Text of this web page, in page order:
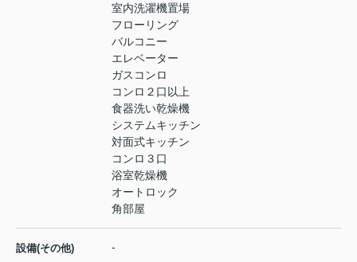
室内洗濯機置場
フローリング
バルコニー
エレベーター
ガスコンロ
コンロ２口以上
食器洗い乾燥機
システムキッチン
対面式キッチン
コンロ３口
浴室乾燥機
オートロック
角部屋
設備(その他) -